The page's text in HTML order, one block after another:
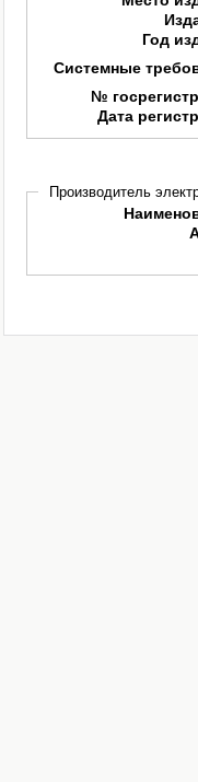
Год
Системные
№
Дата
Производитель